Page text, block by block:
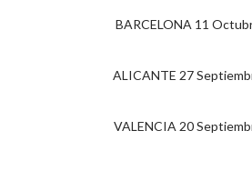
BARCELONA 11
ALICANTE 27
VALENCIA 20